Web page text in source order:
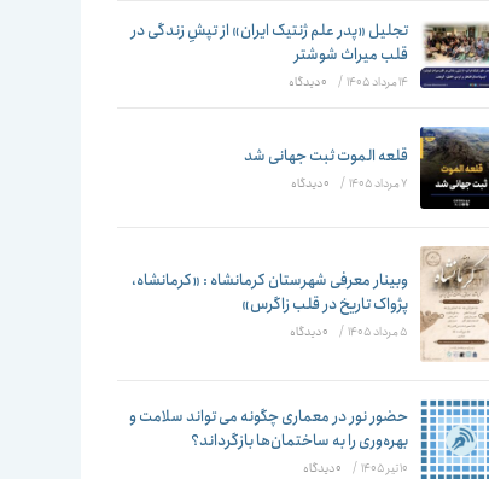
تجلیل «پدر علم ژنتیک ایران» از تپشِ زندگی در
قلب میراث شوشتر
14 مرداد 1405 / ۰ دیدگاه
قلعه الموت ثبت جهانی شد
7 مرداد 1405 / ۰ دیدگاه
وبینار معرفی شهرستان کرمانشاه : «کرمانشاه،
پژواک تاریخ در قلب زاگرس»
5 مرداد 1405 / ۰ دیدگاه
حضور نور در معماری چگونه می تواند سلامت و
بهره‌وری را به ساختمان‌ها بازگرداند؟
10 تیر 1405 / ۰ دیدگاه